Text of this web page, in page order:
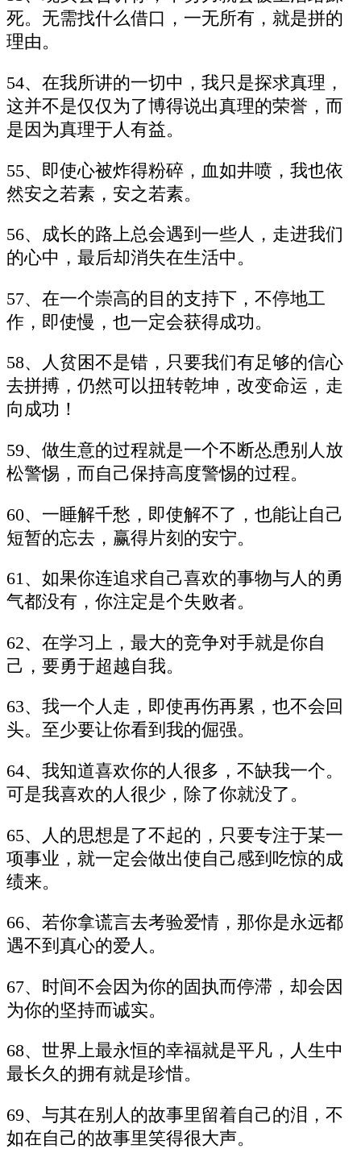
死。无需找什么借口，一无所有，就是拼的
理由。
54、在我所讲的一切中，我只是探求真理，
这并不是仅仅为了博得说出真理的荣誉，而
是因为真理于人有益。
55、即使心被炸得粉碎，血如井喷，我也依
然安之若素，安之若素。
56、成长的路上总会遇到一些人，走进我们
的心中，最后却消失在生活中。
57、在一个崇高的目的支持下，不停地工
作，即使慢，也一定会获得成功。
58、人贫困不是错，只要我们有足够的信心
去拼搏，仍然可以扭转乾坤，改变命运，走
向成功！
59、做生意的过程就是一个不断怂恿别人放
松警惕，而自己保持高度警惕的过程。
60、一睡解千愁，即使解不了，也能让自己
短暂的忘去，赢得片刻的安宁。
61、如果你连追求自己喜欢的事物与人的勇
气都没有，你注定是个失败者。
62、在学习上，最大的竞争对手就是你自
己，要勇于超越自我。
63、我一个人走，即使再伤再累，也不会回
头。至少要让你看到我的倔强。
64、我知道喜欢你的人很多，不缺我一个。
可是我喜欢的人很少，除了你就没了。
65、人的思想是了不起的，只要专注于某一
项事业，就一定会做出使自己感到吃惊的成
绩来。
66、若你拿谎言去考验爱情，那你是永远都
遇不到真心的爱人。
67、时间不会因为你的固执而停滞，却会因
为你的坚持而诚实。
68、世界上最永恒的幸福就是平凡，人生中
最长久的拥有就是珍惜。
69、与其在别人的故事里留着自己的泪，不
如在自己的故事里笑得很大声。